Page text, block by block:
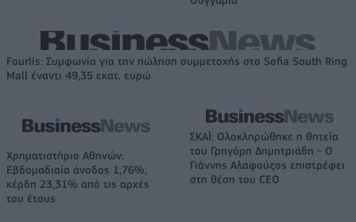
Fourlis: Συμφωνία για την πώληση συμμετοχής στο Sofia South Ring
Mall έναντι 49,35 εκατ. ευρώ
Χρηματιστήριο Αθηνών:
Εβδομαδιαία άνοδος 1,76%,
κέρδη 23,31% από τις αρχές
του έτους
ΣΚΑΪ: Ολοκληρώθηκε η θητεία
του Γρηγόρη Δημητριάδη - Ο
Γιάννης Αλαφούζος επιστρέφει
στη θέση του CEO